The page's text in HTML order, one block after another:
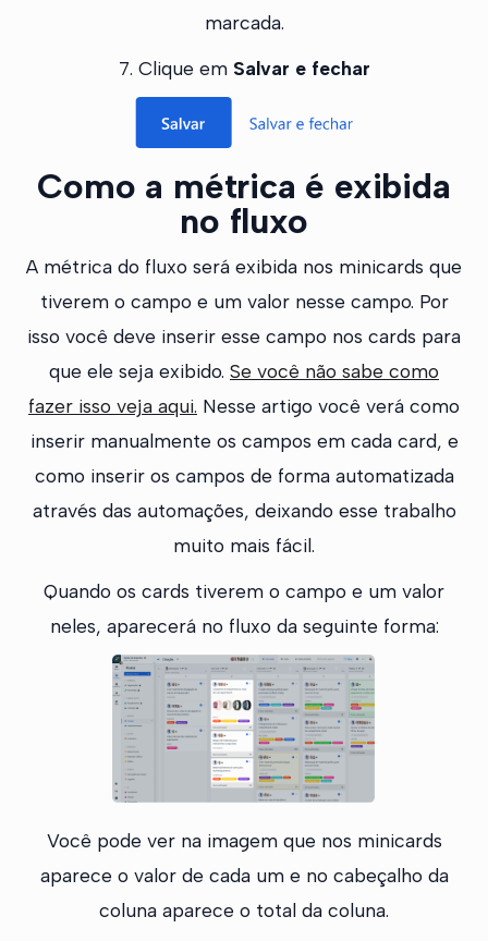
marcada.
7. Clique em Salvar e fechar
Como a métrica é exibida
no fluxo
A métrica do fluxo será exibida nos minicards que
tiverem o campo e um valor nesse campo. Por
isso você deve inserir esse campo nos cards para
que ele seja exibido. Se você não sabe como
fazer isso veja aqui. Nesse artigo você verá como
inserir manualmente os campos em cada card, e
como inserir os campos de forma automatizada
através das automações, deixando esse trabalho
muito mais fácil.
Quando os cards tiverem o campo e um valor
neles, aparecerá no fluxo da seguinte forma:
Você pode ver na imagem que nos minicards
aparece o valor de cada um e no cabeçalho da
coluna aparece o total da coluna.